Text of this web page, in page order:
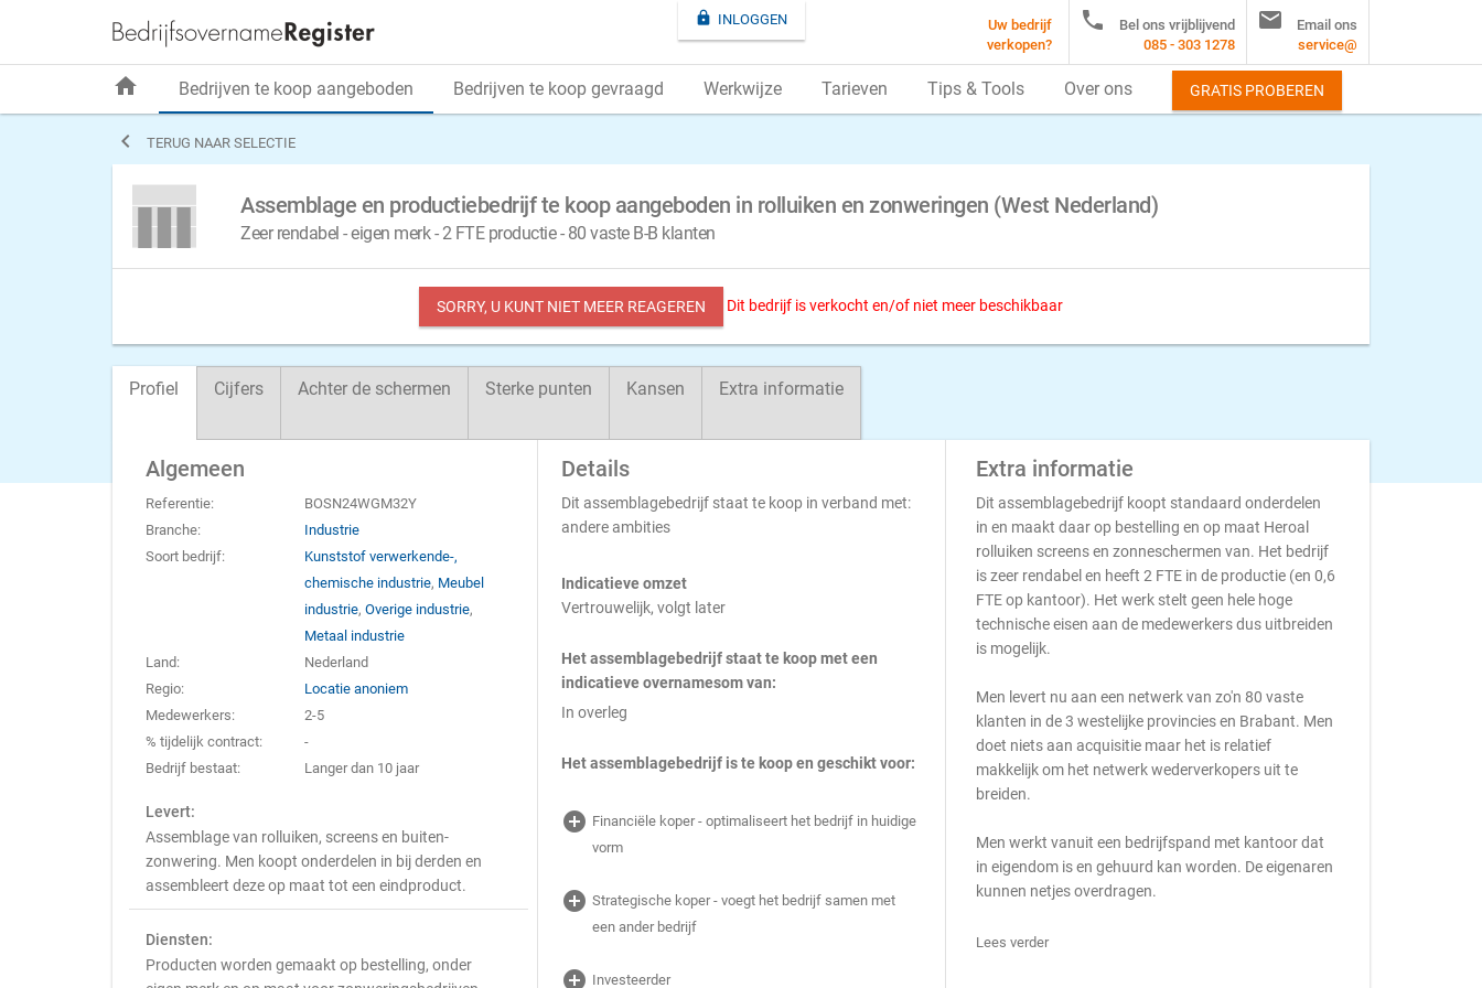
 TERUG NAAR SELECTIE
Assemblage en productiebedrijf te koop aangeboden in rolluiken en zonweringen (West Nederland)
Zeer rendabel - eigen merk - 2 FTE productie - 80 vaste B-B klanten
SORRY, U KUNT NIET MEER REAGEREN Dit bedrijf is verkocht en/of niet meer beschikbaar
Profiel Cijfers Achter de schermen Sterke punten Kansen Extra informatie
Algemeen
Referentie:
BOSN24WGM32Y
Branche:
Industrie
Soort bedrijf:
Kunststof verwerkende-,
chemische industrie, Meubel
industrie,Overige industrie,
Metaal industrie
Land:
Nederland
Regio:
Locatie anoniem
Medewerkers:
2-5
% tijdelijk contract:
-
Bedrijf bestaat:
Langer dan 10 jaar
Levert:
Assemblage van rolluiken, screens en buiten-
zonwering. Men koopt onderdelen in bij derden en
assembleert deze op maat tot een eindproduct.
Diensten:
Producten worden gemaakt op bestelling, onder
Details
Dit assemblagebedrijf staat te koop in verband met:
andere ambities
Indicatieve omzet
Vertrouwelijk, volgt later
Het assemblagebedrijf staat te koop met een
indicatieve overnamesom van:
In overleg
Het assemblagebedrijf is te koop en geschikt voor:
add_circle Financiële koper - optimaliseert het bedrijf in huidige
vorm
add_circle Strategische koper - voegt het bedrijf samen met
een ander bedrijf
add_circle Investeerder
Extra informatie
Dit assemblagebedrijf koopt standaard onderdelen
in en maakt daar op bestelling en op maat Heroal
rolluiken screens en zonneschermen van. Het bedrijf
is zeer rendabel en heeft 2 FTE in de productie (en 0,6
FTE op kantoor). Het werk stelt geen hele hoge
technische eisen aan de medewerkers dus uitbreiden
is mogelijk.
Men levert nu aan een netwerk van zo'n 80 vaste
klanten in de 3 westelijke provincies en Brabant. Men
doet niets aan acquisitie maar het is relatief
makkelijk om het netwerk wederverkopers uit te
breiden.
Men werkt vanuit een bedrijfspand met kantoor dat
in eigendom is en gehuurd kan worden. De eigenaren
kunnen netjes overdragen.
Lees verder
 INLOGGEN
Uw bedrijf
verkopen?

Bel ons vrijblijvend
085 - 303 1278

Email ons
service@
home Bedrijven te koop aangeboden Bedrijven te koop gevraagd Werkwijze Tarieven Tips & Tools Over ons GRATIS PROBEREN